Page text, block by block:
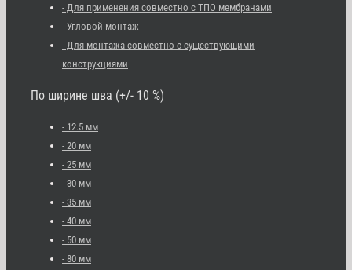
- Для применения совместно с ТПО мембранами
- Угловой монтаж
- Для монтажа совместно с существующими
конструкциями
По ширине шва (+/- 10 %)
- 12.5 мм
- 20 мм
- 25 мм
- 30 мм
- 35 мм
- 40 мм
- 50 мм
- 80 мм